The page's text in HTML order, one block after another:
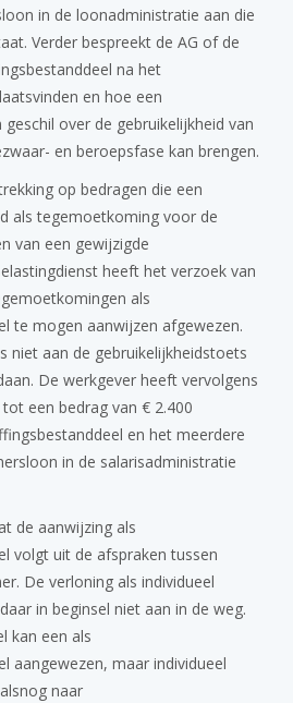
in de loonadministratie aan die
Verder bespreekt de AG of de
na het
en hoe een
over de gebruikelijkheid van
en beroepsfase kan brengen.
op bedragen die een
als tegemoetkoming voor de
van een gewijzigde
heeft het verzoek van
als
te mogen aanwijzen afgewezen.
niet aan de gebruikelijkheidstoets
De werkgever heeft vervolgens
een bedrag van € 2.400
en het meerdere
in de salarisadministratie
de aanwijzing als
volgt uit de afspraken tussen
De verloning als individueel
in beginsel niet aan in de weg.
kan een als
aangewezen, maar individueel
naar